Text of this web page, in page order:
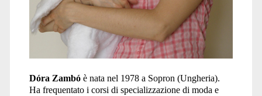
Dóra Zambóè nata nel 1978 a Sopron (Ungheria).
Ha frequentato i corsi di specializzazione di moda e